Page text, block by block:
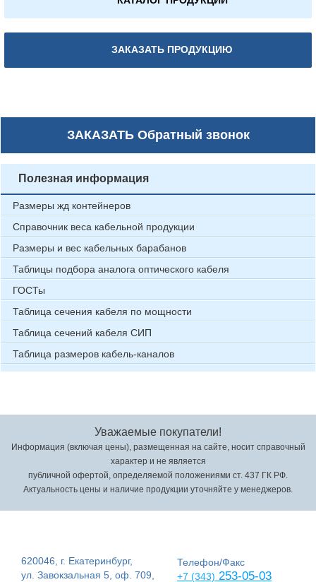
ЗАКАЗАТЬ ПРОДУКЦИЮ
ЗАКАЗАТЬОбратный звонок
Полезная информация
Размеры жд контейнеров
Справочник веса кабельной продукции
Размеры и вес кабельных барабанов
Таблицы подбора аналога оптического кабеля
ГОСТы
Таблица сечения кабеля по мощности
Таблица сечений кабеля СИП
Таблица размеров кабель-каналов
Уважаемые покупатели!
Информация (включая цены), размещенная на сайте, носит справочный
характер и не является
публичной офертой, определяемой положениями ст. 437 ГК РФ.
Актуальность цены и наличие продукции уточняйте у менеджеров.
620046, г. Екатеринбург,
ул. Завокзальная 5, оф. 709,
Телефон/Факс
+7 (343) 253-05-03